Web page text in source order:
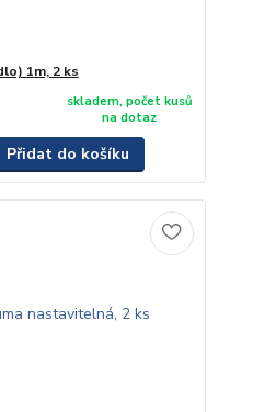
1m, 2 ks
skladem, počet kusů
na dotaz
Přidat do košíku